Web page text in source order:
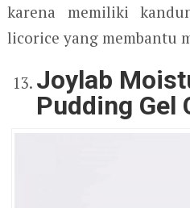
karena memiliki
licorice yang membantu
Joylab
Pudding Gel